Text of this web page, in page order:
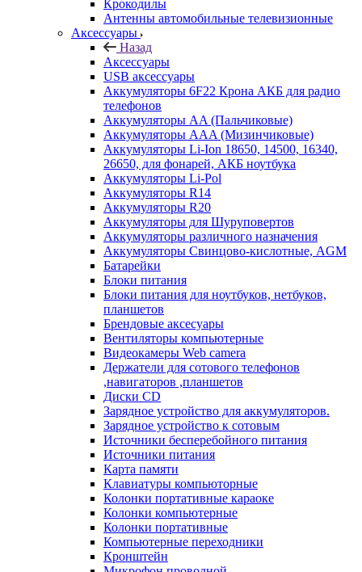
Крокодилы
Антенны автомобильные телевизионные
Аксессуары
Назад
Аксессуары
USB аксессуары
Аккумуляторы 6F22 Крона АКБ для радио
телефонов
Аккумуляторы AA (Пальчиковые)
Аккумуляторы AAA (Мизинчиковые)
Аккумуляторы Li-Ion 18650, 14500, 16340,
26650, для фонарей, АКБ ноутбука
Аккумуляторы Li-Pol
Аккумуляторы R14
Аккумуляторы R20
Аккумуляторы для Шуруповертов
Аккумуляторы различного назначения
Аккумуляторы Свинцово-кислотные, AGM
Батарейки
Блоки питания
Блоки питания для ноутбуков, нетбуков,
планшетов
Брендовые аксесуары
Вентиляторы компьютерные
Видеокамеры Web camera
Держатели для сотового телефонов
,навигаторов ,планшетов
Диски CD
Зарядное устройство для аккумуляторов.
Зарядное устройство к сотовым
Источники бесперебойного питания
Источники питания
Карта памяти
Клавиатуры компьюторные
Колонки портативные караоке
Колонки компьютерные
Колонки портативные
Компьютерные переходники
Кронштейн